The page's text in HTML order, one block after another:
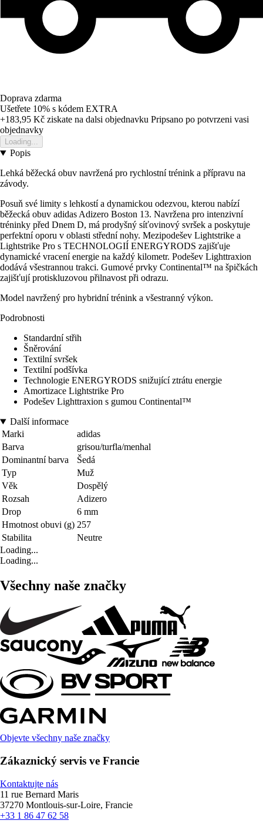
Doprava zdarma
Ušetřete 10% s kódem EXTRA
+183,95 Kč ziskate na dalsi objednavku Pripsano po potvrzeni vasi
objednavky
Loading...
Popis
Lehká běžecká obuv navržená pro rychlostní trénink a přípravu na
závody.
Posuň své limity s lehkostí a dynamickou odezvou, kterou nabízí
běžecká obuv adidas Adizero Boston 13. Navržena pro intenzivní
tréninky před Dnem D, má prodyšný síťovinový svršek a poskytuje
perfektní oporu v oblasti střední nohy. Mezipodešev Lightstrike a
Lightstrike Pro s TECHNOLOGIÍ ENERGYRODS zajišťuje
dynamické vracení energie na každý kilometr. Podešev Lighttraxion
dodává všestrannou trakci. Gumové prvky Continental™ na špičkách
zajišťují protiskluzovou přilnavost při odrazu.
Model navržený pro hybridní trénink a všestranný výkon.
Podrobnosti
Standardní střih
Šněrování
Textilní svršek
Textilní podšívka
Technologie ENERGYRODS snižující ztrátu energie
Amortizace Lightstrike Pro
Podešev Lighttraxion s gumou Continental™
Další informace
Marki
adidas
Barva
grisou/turfla/menhal
Dominantní barva
Šedá
Typ
Muž
Věk
Dospělý
Rozsah
Adizero
Drop
6 mm
Hmotnost obuvi (g) 257
Stabilita
Neutre
Loading...
Loading...
Všechny naše značky
Objevte všechny naše značky
Zákaznický servis ve Francie
Kontaktujte nás
11 rue Bernard Maris
37270 Montlouis-sur-Loire, Francie
+33 1 86 47 62 58